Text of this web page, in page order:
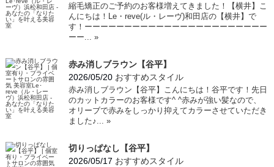
縮毛矯正のご予約のお客様増えてきました！【横井】こ
んにちは！Le・reve(ル・レーヴ)和田店の【横井】で
す！ーーーーーーーーーーーーーーーーーーーーーーー
ーー...
»
赤み消しブラウン【谷平】
2026/05/20 おすすめスタイル
赤み消しブラウン【谷平】こんにちは！谷平です！先日
のカットカラーのお客様です^ ^赤みが強い髪なので、
オリーブで赤みをしっかり抑えてカラーさせていただき
ました♪... »
切りっぱなし【谷平】
2026/05/17 おすすめスタイル